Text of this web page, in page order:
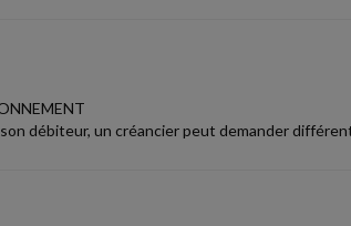
débiteur, un créancier peut demander